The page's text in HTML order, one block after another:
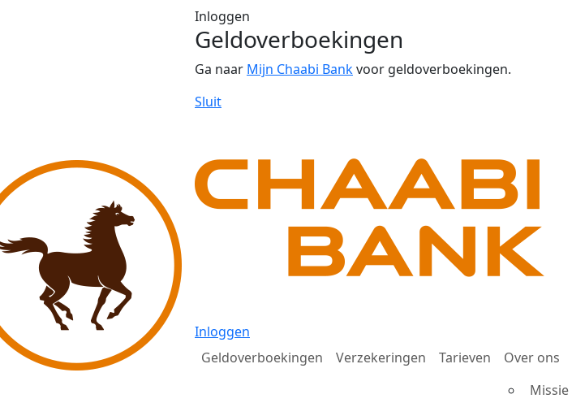
Inloggen
Geldoverboekingen
Ga naar Mijn Chaabi Bankvoor geldoverboekingen.
Sluit
Inloggen
Geldoverboekingen
Verzekeringen Tarieven
Over ons